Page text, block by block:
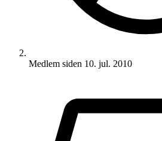
Medlem siden 10. jul. 2010